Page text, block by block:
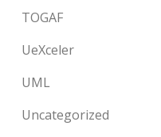
TOGAF
UeXceler
UML
Uncategorized